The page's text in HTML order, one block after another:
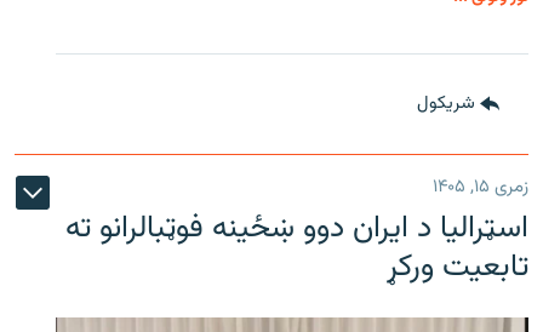
شريکول
زمری ۱۵, ۱۴۰۵
اسټرالیا د ایران دوو ښځینه فوټبالرانو ته
تابعیت ورکړ